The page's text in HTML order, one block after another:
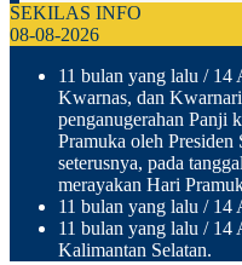
SEKILAS INFO
08-08-2026
11 bulan yang lalu / 14
Kwarnas, dan
penganugerahan Panji
Pramuka oleh Presiden
seterusnya, pada
merayakan Hari
11 bulan yang lalu / 14
11 bulan yang lalu / 14
Kalimantan Selatan.